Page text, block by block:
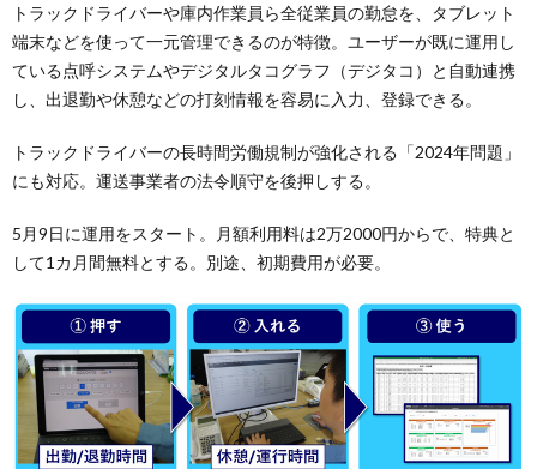
トラックドライバーや庫内作業員ら全従業員の勤怠を、タブレット
端末などを使って一元管理できるのが特徴。ユーザーが既に運用し
ている点呼システムやデジタルタコグラフ（デジタコ）と自動連携
し、出退勤や休憩などの打刻情報を容易に入力、登録できる。
トラックドライバーの長時間労働規制が強化される「2024年問題」
にも対応。運送事業者の法令順守を後押しする。
5月9日に運用をスタート。月額利用料は2万2000円からで、特典と
して1カ月間無料とする。別途、初期費用が必要。